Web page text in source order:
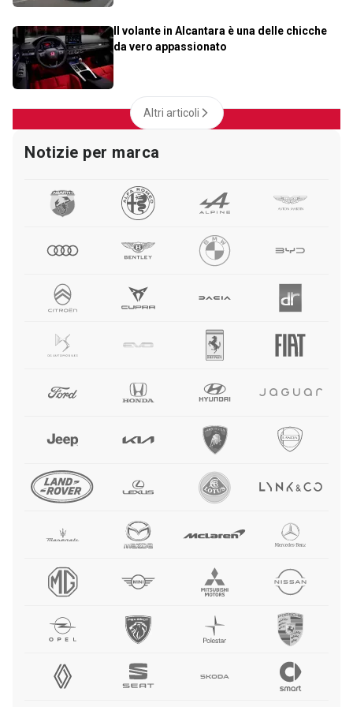
Il volante in Alcantara è una delle chicche
da vero appassionato
Altri articoli
Notizie per marca